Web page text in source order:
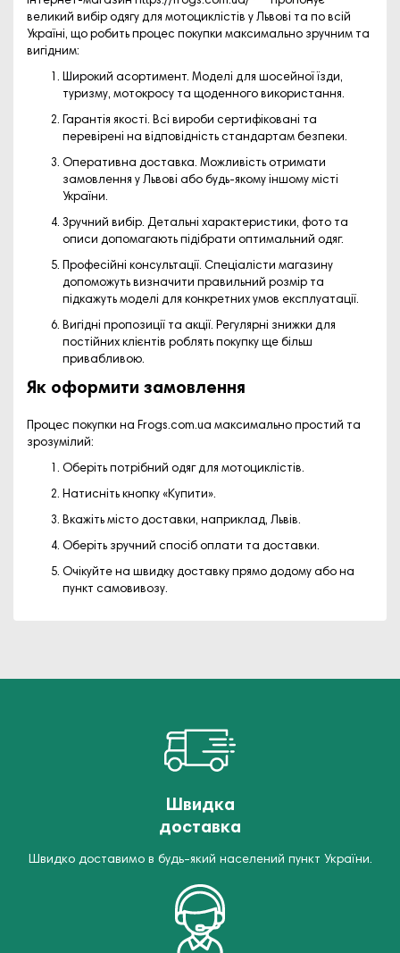
великий вибір одягу для мотоциклістів у Львові та по всій
Україні, що робить процес покупки максимально зручним та
вигідним:
Широкий асортимент. Моделі для шосейної їзди,
туризму, мотокросу та щоденного використання.
Гарантія якості. Всі вироби сертифіковані та
перевірені на відповідність стандартам безпеки.
Оперативна доставка. Можливість отримати
замовлення у Львові або будь-якому іншому місті
України.
Зручний вибір. Детальні характеристики, фото та
описи допомагають підібрати оптимальний одяг.
Професійні консультації. Спеціалісти магазину
допоможуть визначити правильний розмір та
підкажуть моделі для конкретних умов експлуатації.
Вигідні пропозиції та акції. Регулярні знижки для
постійних клієнтів роблять покупку ще більш
привабливою.
Як оформити замовлення
Процес покупки на Frogs.com.ua максимально простий та
зрозумілий:
Оберіть потрібний одяг для мотоциклістів.
Натисніть кнопку «Купити».
Вкажіть місто доставки, наприклад, Львів.
Оберіть зручний спосіб оплати та доставки.
Очікуйте на швидку доставку прямо додому або на
пункт самовивозу.
Швидка
доставка
Швидко доставимо в будь-який населений пункт України.